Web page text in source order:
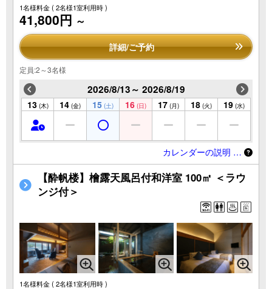
1名様料金( 2名様1室利用時 )
41,800円 ～
詳細/ご予約
定員:2～3名様
2026/8/13～ 2026/8/19
13 (木) 14 (金) 15 (土) 16 (日) 17 (月) 18 (火) 19 (水)
カレンダーの説明 …
【酔帆楼】檜露天風呂付和洋室 100㎡ ＜ラウ
ンジ付＞
1名様料金( 2名様1室利用時 )